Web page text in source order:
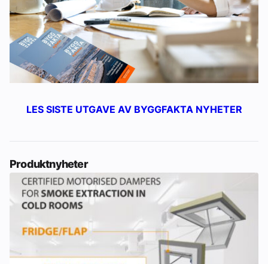
Om VVS Aktuelt
Kontakt oss:
Abonner på fagbladet Byggfakta Nyheter
Kontakt oss
eBlad
LES SISTE UTGAVE AV BYGGFAKTA NYHETER
Produktnyheter